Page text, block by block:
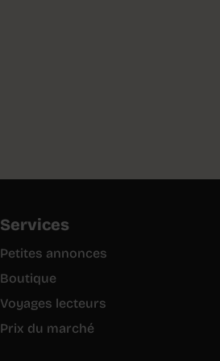
Services
Petites annonces
Boutique
Voyages lecteurs
Prix du marché